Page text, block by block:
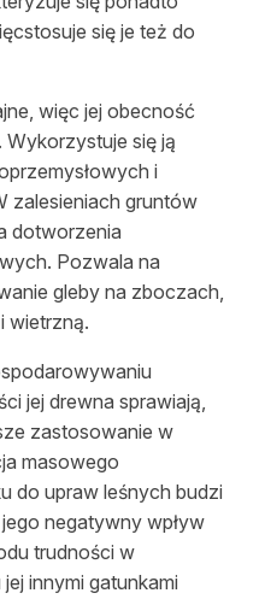
się je też do
więc jej obecność
się ją
i
zalesieniach gruntów
dotworzenia
Pozwala na
gleby na zboczach,
wietrzną.
jej drewna sprawiają,
zastosowanie w
masowego
do upraw leśnych budzi
negatywny wpływ
trudności w
innymi gatunkami